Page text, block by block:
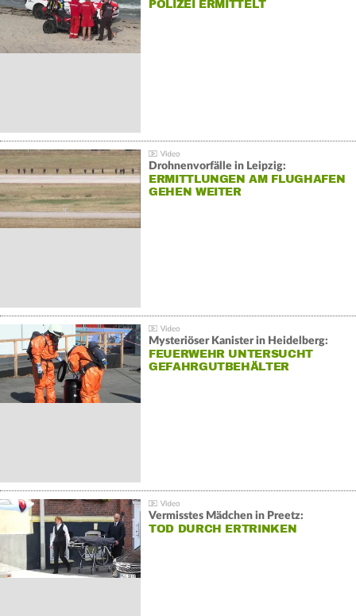
POLIZEI ERMITTELT
Drohnenvorfälle in Leipzig:
ERMITTLUNGEN AM FLUGHAFEN
GEHEN WEITER
Mysteriöser Kanister in Heidelberg:
FEUERWEHR UNTERSUCHT
GEFAHRGUTBEHÄLTER
Vermisstes Mädchen in Preetz:
TOD DURCH ERTRINKEN